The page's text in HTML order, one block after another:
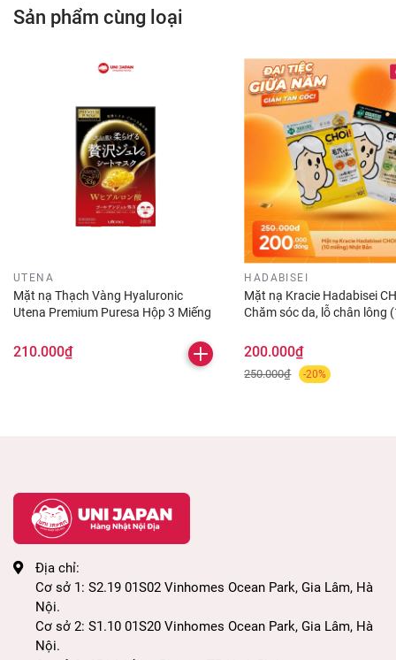
Mặt Nạ Xông Hơi Mắt MegRhythm Steam Eye
Mask có 6 hương cho các bạn lựa chọn
Hương Hoa Oải Hương: giúp thư giãn trước
khi ngủ, cho giấc ngủ ngon và sâu hơn.
Hương Hoa Cúc: làm dịu tâm trí căng thẳng,
hỗ trợ thư giãn và giảm stress.
Hương Hoa Hồng: trọn vẹn cho một ngày vui
vẻ.
Hương Cam Yuzu: giải tỏa căng thẳng sau
một ngày bận rộn.
Hương Rừng: thư giãn như tại spa.
- Mặt nạ mắt hơi nước MegRhythm nhẹ nhàng bao
bằng một làn nước ấm thoải mái như đang xông
hơi cho mắt, giúp bạn trở lại trạng thái thư giãn
sâu.
Sản phẩm cùng loại
UTENA
Mặt nạ Thạch Vàng Hyaluronic
Utena Premium Puresa Hộp 3 Miếng
210.000₫
HADABISEI
Mặt nạ Kracie Hadabisei
Chăm sóc da, lỗ chân lông
200.000₫
250.000₫ -20%
Địa chỉ:
Cơ sở 1: S2.19 01S02 Vinhomes Ocean Park, Gia Lâm, Hà
Nội.
Cơ sở 2: S1.10 01S20 Vinhomes Ocean Park, Gia Lâm, Hà
Nội.